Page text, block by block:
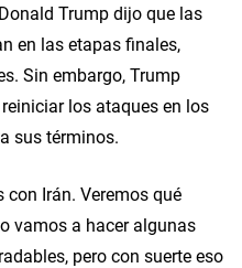
Trump dijo que las
en las etapas finales,
Sin embargo, Trump
los ataques en los
sus términos.
Irán. Veremos qué
vamos a hacer algunas
pero con suerte eso